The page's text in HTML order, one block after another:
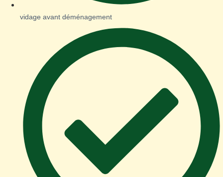
vidage avant déménagement